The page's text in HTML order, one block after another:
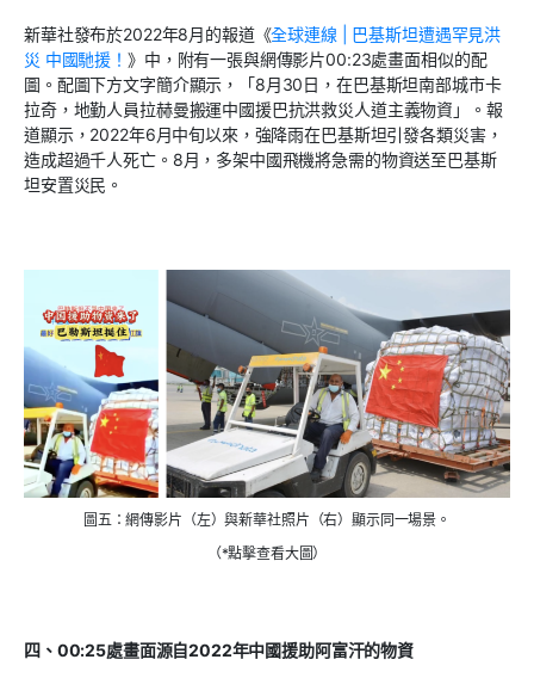
新華社發布於2022年8月的報道《全球連線
巴基斯坦遭遇罕見洪
災 中國馳援！ 》中，附有一張與網傳影片00:23處畫面相似的配
圖。配圖下方文字簡介顯示，「8月30日，在巴基斯坦南部城市卡
拉奇，地勤人員拉赫曼搬運中國援巴抗洪救災人道主義物資」。報
道顯示， 2022年6月中旬以來，強降雨在巴基斯坦引發各類災害，
造成超過千人死亡。 8月，多架中國飛機將急需的物資送至巴基斯
坦安置災民。
圖五：網傳影片（左）與新華社照片（右）顯示同一場景。
（*點擊查看大圖）
四、 00:25處畫面源自2022年中國援助阿富汗的物資